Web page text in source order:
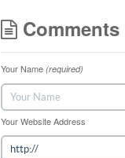
Comments
Your Name (required)
Your Website Address